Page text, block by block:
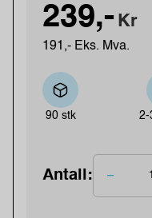
239,- Kr
191,- Eks. Mva.
90 stk 2-
Antall: